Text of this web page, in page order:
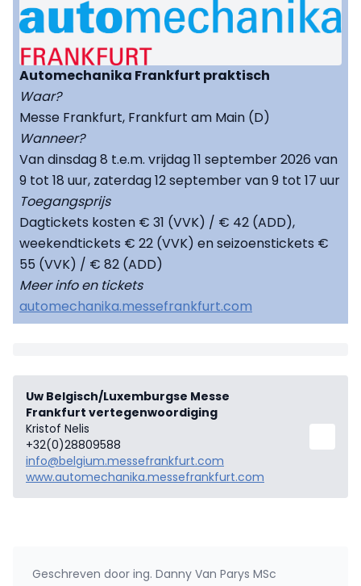
Automechanika Frankfurt praktisch
Waar?
Messe Frankfurt, Frankfurt am Main (D)
Wanneer?
Van dinsdag 8 t.e.m. vrijdag 11 september 2026 van
9 tot 18 uur, zaterdag 12 september van 9 tot 17 uur
Toegangsprijs
Dagtickets kosten € 31 (VVK) / € 42 (ADD),
weekendtickets € 22 (VVK) en seizoenstickets €
55 (VVK) / € 82 (ADD)
Meer info en tickets
automechanika.messefrankfurt.com
Uw Belgisch/Luxemburgse Messe
Frankfurt vertegenwoordiging
Kristof Nelis
+32(0)28809588
info@belgium.messefrankfurt.com
www.automechanika.messefrankfurt.com
Geschreven door ing. Danny Van Parys MSc